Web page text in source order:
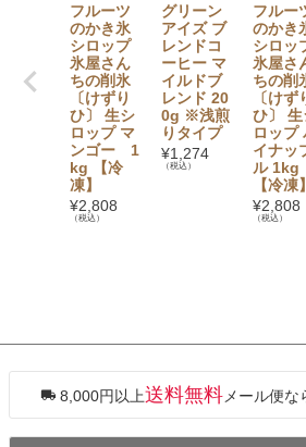
フルーツ
のかき氷
シロップ
氷屋さん
ちの削氷
〔けずり
ひ〕 生シ
ロップ マ
ンゴー 1
kg 【冷
凍】
¥2,808
（税込）
グリーン
アイズ ブ
レンドコ
ーヒー マ
イルドブ
レンド 20
0g ※浅煎
りタイプ
¥1,274
（税込）
フルー
のかき
シロッ
氷屋さ
ちの削
〔けず
ひ〕 生
ロップ
イナッ
ル 1kg
【冷凍】
¥2,808
（税込）
8,000円以上送料無料 メール便